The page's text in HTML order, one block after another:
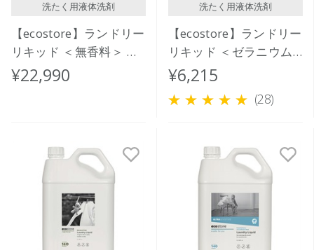
洗たく用液体洗剤
【ecostore】ランドリー
リキッド ＜無香料＞ バ
ルク 20L
¥22,990
洗たく用液体洗剤
【ecostore】ランドリー
リキッド ＜ゼラニウム
＆オレンジ＞5L
¥6,215
(28)